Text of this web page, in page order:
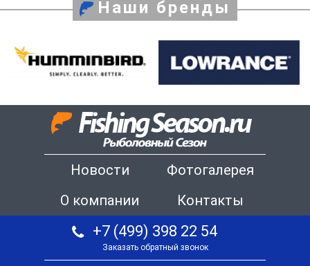
Наши бренды
Новости
Фотогалерея
О компании
Контакты
+7 (499) 398 22 54
Заказать обратный звонок